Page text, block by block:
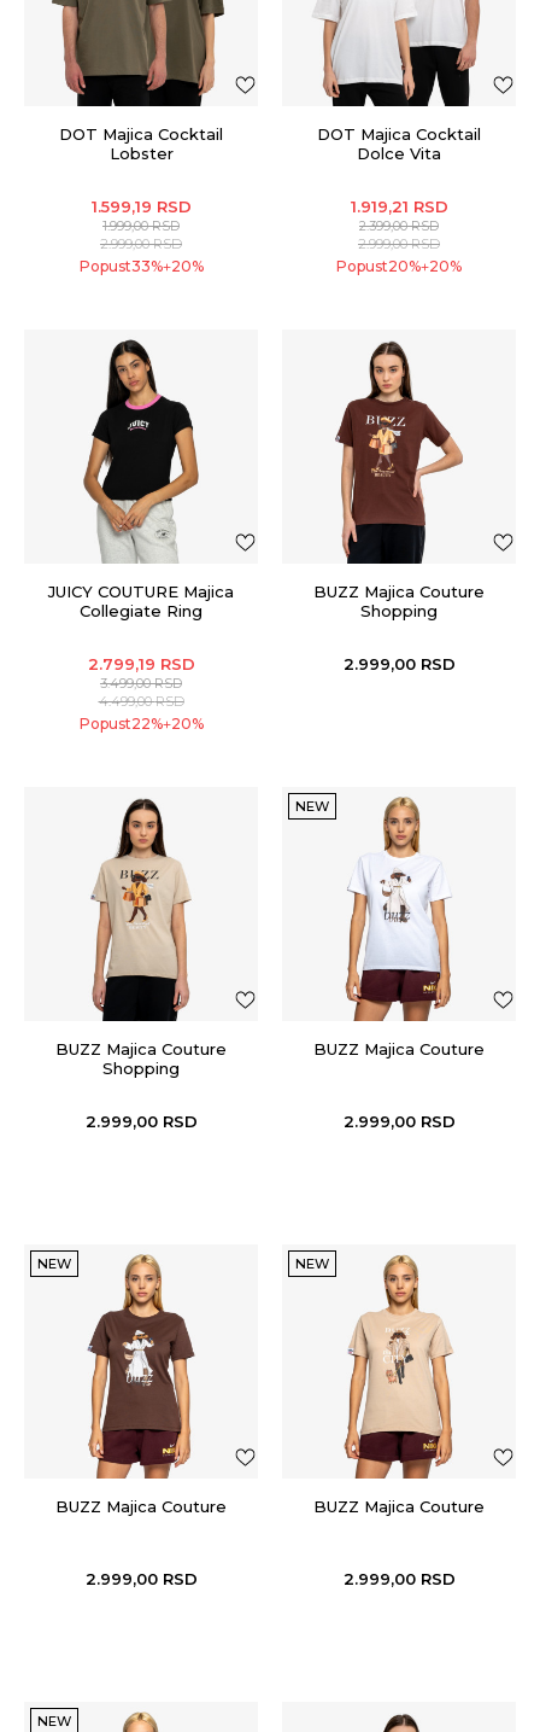
DOT Majica Cocktail
Lobster
1.599,19 RSD
1.999,00RSD
2.999,00RSD
Popust33%+20%
DOT Majica Cocktail
Dolce Vita
1.919,21 RSD
2.399,00RSD
2.999,00RSD
Popust20%+20%
JUICY COUTURE Majica
Collegiate Ring
2.799,19 RSD
3.499,00RSD
4.499,00RSD
Popust22%+20%
BUZZ Majica Couture
Shopping
2.999,00 RSD
BUZZ Majica Couture
Shopping
2.999,00 RSD
NEW
BUZZ Majica Couture
2.999,00 RSD
NEW
BUZZ Majica Couture
2.999,00 RSD
NEW
BUZZ Majica Couture
2.999,00 RSD
NEW